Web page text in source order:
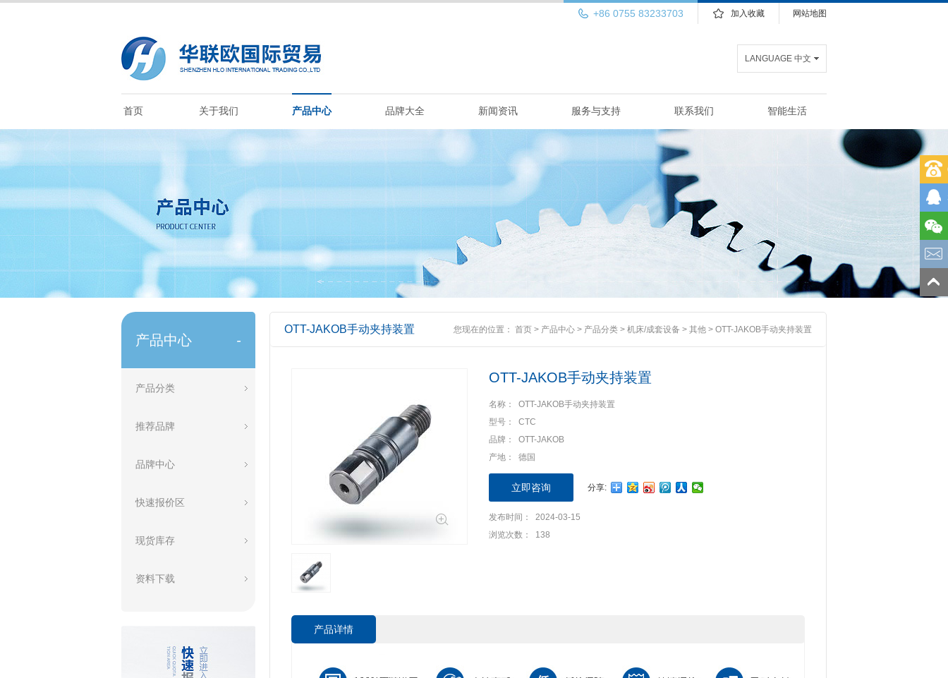
网站地图
加入收藏
+86 0755 83233703
LANGUAGE 中文
首页 关于我们 产品中心 品牌大全 新闻资讯 服务与支持 联系我们 智能生活
产品中心 -
产品分类
推荐品牌
品牌中心
快速报价区
现货库存
资料下载
OTT-JAKOB手动夹持装置 您现在的位置： 首页 > 产品中心 > 产品分类 > 机床/成套设备 > 其他 > OTT-JAKOB手动夹持装置
OTT-JAKOB手动夹持装置
名称： OTT-JAKOB手动夹持装置
型号： CTC
品牌： OTT-JAKOB
产地： 德国
立即咨询 分享:
发布时间： 2024-03-15
浏览次数： 138
产品详情